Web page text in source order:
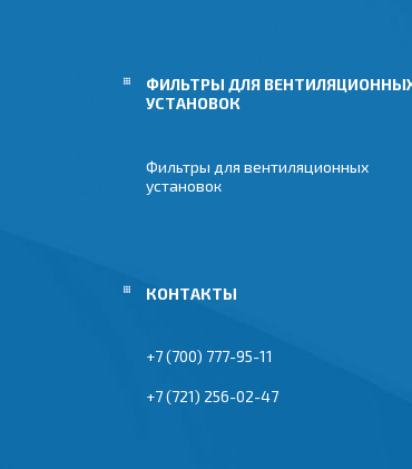
ФИЛЬТРЫ ДЛЯ
УСТАНОВОК
Фильтры для вентиляционных
установок
+7 (700) 777-95-11
+7 (721) 256-02-47